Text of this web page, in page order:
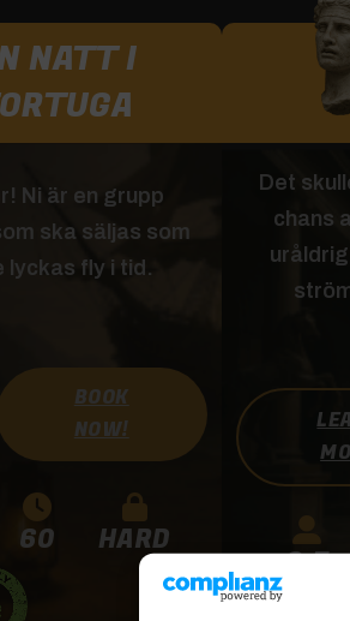
NATT I
Ni är en grupp
ska säljas som
lyckas fly i tid.
BOOK
NOW!
60 HARD
Det
chans
2-7